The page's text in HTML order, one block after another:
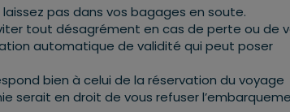
pas dans vos bagages en soute.
tout désagrément en cas de perte ou de
automatique de validité qui peut poser
bien à celui de la réservation du voyage
serait en droit de vous refuser